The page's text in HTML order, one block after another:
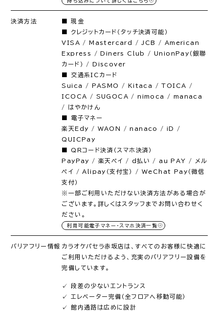
決済方法
■ 現金
■ クレジットカード（タッチ決済可能）
VISA / Mastercard / JCB / American
Express / Diners Club / UnionPay（銀聯
カード） / Discover
■ 交通系ICカード
Suica / PASMO / Kitaca / TOICA /
ICOCA / SUGOCA / nimoca / manaca
/ はやかけん
■ 電子マネー
楽天Edy / WAON / nanaco / iD /
QUICPay
■ QRコード決済（スマホ決済）
PayPay / 楽天ペイ / d払い / au PAY / メル
ペイ / Alipay（支付宝） / WeChat Pay（微信
支付）
※一部ご利用いただけない決済方法がある場合が
ございます。詳しくはスタッフまでお問い合わせく
ださい。
利用可能電子マネー・スマホ決済一覧
バリアフリー情報 カラオケパセラ赤坂店は、すべてのお客様に快適に
ご利用いただけるよう、充実のバリアフリー設備を
完備しています。
✓ 段差の少ないエントランス
✓ エレベーター完備（全フロアへ移動可能）
✓ 館内通路は広めに設計